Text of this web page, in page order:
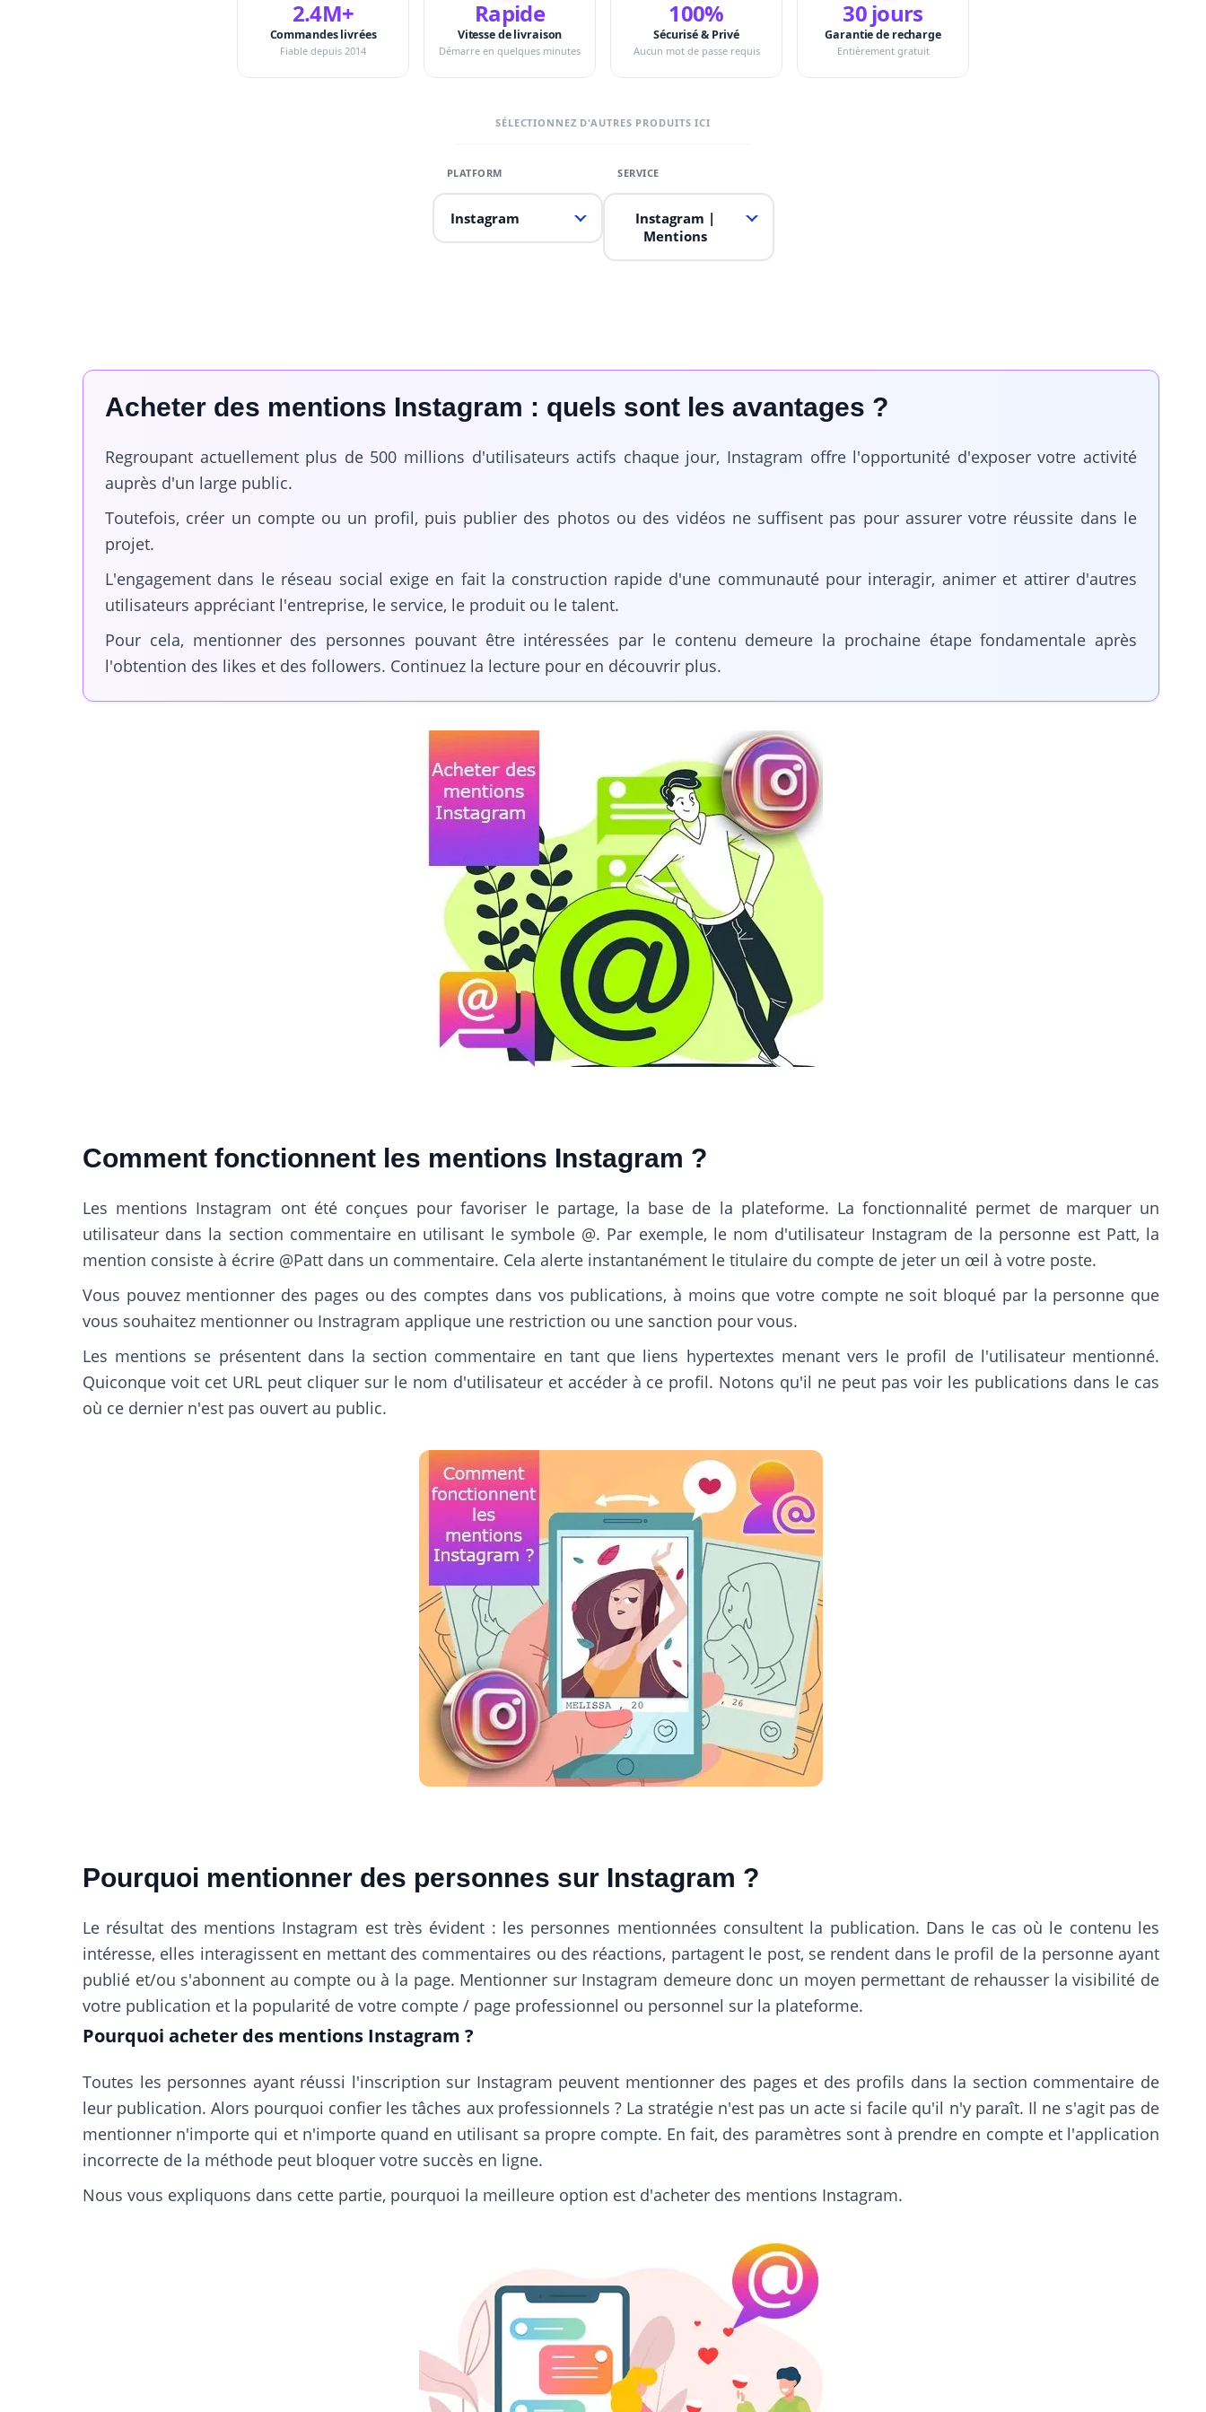
2.4M+
Commandes livrées
Fiable depuis 2014
Rapide
Vitesse de livraison
Démarre en quelques minutes
100%
Sécurisé & Privé
Aucun mot de passe requis
30 jours
Garantie de recharge
Entièrement gratuit
SÉLECTIONNEZ D'AUTRES PRODUITS ICI
Instagram Instagram |
Mentions
Acheter des mentions Instagram : quels sont les avantages ?
Regroupant actuellement plus de 500 millions d'utilisateurs actifs chaque jour, Instagram offre l'opportunité d'exposer votre activité
auprès d'un large public.
Toutefois, créer un compte ou un profil, puis publier des photos ou des vidéos ne suffisent pas pour assurer votre réussite dans le
projet.
L'engagement dans le réseau social exige en fait la construction rapide d'une communauté pour interagir, animer et attirer d'autres
utilisateurs appréciant l'entreprise, le service, le produit ou le talent.
Pour cela, mentionner des personnes pouvant être intéressées par le contenu demeure la prochaine étape fondamentale après
l'obtention des likes et des followers. Continuez la lecture pour en découvrir plus.
Comment fonctionnent les mentions Instagram ?
Les mentions Instagram ont été conçues pour favoriser le partage, la base de la plateforme. La fonctionnalité permet de marquer un
utilisateur dans la section commentaire en utilisant le symbole @. Par exemple, le nom d'utilisateur Instagram de la personne est Patt, la
mention consiste à écrire @Patt dans un commentaire. Cela alerte instantanément le titulaire du compte de jeter un œil à votre poste.
Vous pouvez mentionner des pages ou des comptes dans vos publications, à moins que votre compte ne soit bloqué par la personne que
vous souhaitez mentionner ou Instragram applique une restriction ou une sanction pour vous.
Les mentions se présentent dans la section commentaire en tant que liens hypertextes menant vers le profil de l'utilisateur mentionné.
Quiconque voit cet URL peut cliquer sur le nom d'utilisateur et accéder à ce profil. Notons qu'il ne peut pas voir les publications dans le cas
où ce dernier n'est pas ouvert au public.
Pourquoi mentionner des personnes sur Instagram ?
Le résultat des mentions Instagram est très évident : les personnes mentionnées consultent la publication. Dans le cas où le contenu les
intéresse, elles interagissent en mettant des commentaires ou des réactions, partagent le post, se rendent dans le profil de la personne ayant
publié et/ou s'abonnent au compte ou à la page. Mentionner sur Instagram demeure donc un moyen permettant de rehausser la visibilité de
votre publication et la popularité de votre compte / page professionnel ou personnel sur la plateforme.
Pourquoi acheter des mentions Instagram ?
Toutes les personnes ayant réussi l'inscription sur Instagram peuvent mentionner des pages et des profils dans la section commentaire de
leur publication. Alors pourquoi confier les tâches aux professionnels ? La stratégie n'est pas un acte si facile qu'il n'y paraît. Il ne s'agit pas de
mentionner n'importe qui et n'importe quand en utilisant sa propre compte. En fait, des paramètres sont à prendre en compte et l'application
incorrecte de la méthode peut bloquer votre succès en ligne.
Nous vous expliquons dans cette partie, pourquoi la meilleure option est d'acheter des mentions Instagram.